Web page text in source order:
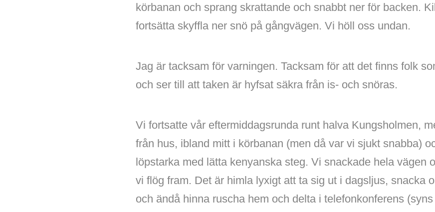
körbanan och sprang skrattande och snabbt ner för backen.
fortsätta skyffla ner snö på gångvägen. Vi höll oss undan.
Jag är tacksam för varningen. Tacksam för att det finns folk
och ser till att taken är hyfsat säkra från is- och snöras.
Vi fortsatte vår eftermiddagsrunda runt halva Kungsholmen,
från hus, ibland mitt i körbanan (men då var vi sjukt snabba)
löpstarka med lätta kenyanska steg. Vi snackade hela vägen
vi flög fram. Det är himla lyxigt att ta sig ut i dagsljus, snacka
och ändå hinna ruscha hem och delta i telefonkonferens